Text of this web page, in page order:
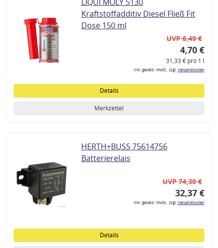
Kraftstoffadditiv Diesel Fließ Fit
Dose 150 ml
UVP 6,49 €
4,70 €
31,33 € pro 1 l
inkl. gesetzl. MwSt., zzgl.Versandkosten
Details
Merkzettel
HERTH+BUSS 75614756
Batterierelais
UVP 74,30 €
32,37 €
inkl. gesetzl. MwSt., zzgl.Versandkosten
Details